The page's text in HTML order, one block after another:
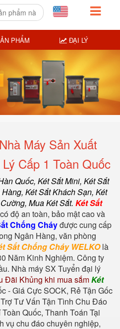
Máy Sản Xuất
Cấp 1 Toàn Quốc
Quốc, Két Sắt Mini, Két Sắt
Hàng, Két Sắt Khách Sạn, Két
, Mua Két Sắt. Két Sắt
độ an toàn, bảo mật cao và
Chống Cháyđược cung cấp
Ngân Hàng, văn phòng
Sắt Chống Cháy WELKOlà
Năm Kinh Nghiệm. Công ty
Nhà máy SX Tuyển đại lý
Đãi Khủng khi mua sắmKét
- Giá Cực SOCK, Rẻ Tận Gốc
Tư Vấn Tận Tình Chu Đáo
Quốc, Thanh Toán Tại
vụ chu đáo chuyên nghiệp,
PHẨM ĐẠI LÝ